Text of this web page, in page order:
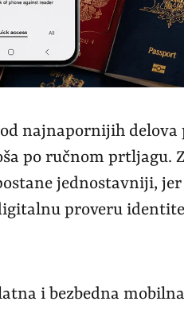
najnapornijih
po ručnom prtljagu.
jednostavniji,
proveru
i bezbedna